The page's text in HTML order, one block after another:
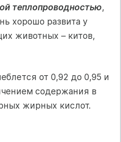
теплопроводностью,
хорошо развита у
животных – китов,
от 0,92 до 0,95 и
содержания в
жирных кислот.